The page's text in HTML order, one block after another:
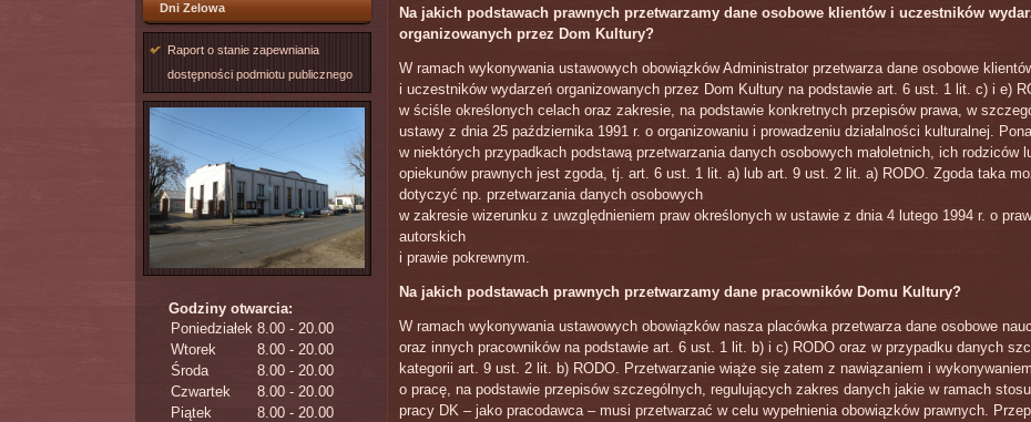
Dni Zelowa
Raport o stanie zapewniania
dostępności podmiotu publicznego
Godziny otwarcia:
Poniedziałek 8.00 - 20.00
Wtorek
8.00 - 20.00
Środa
8.00 - 20.00
Czwartek
8.00 - 20.00
Piątek
8.00 - 20.00
Na jakich podstawach prawnych przetwarzamy dane osobowe klientów i uczestników
organizowanych przez Dom Kultury?
W ramach wykonywania ustawowych obowiązków Administrator przetwarza dane osobowe
i uczestników wydarzeń organizowanych przez Dom Kultury na podstawie art. 6 ust. 1 lit. c) i e)
w ściśle określonych celach oraz zakresie, na podstawie konkretnych przepisów prawa, w
ustawy z dnia 25 października 1991 r. o organizowaniu i prowadzeniu działalności kulturalnej.
w niektórych przypadkach podstawą przetwarzania danych osobowych małoletnich, ich rodziców
opiekunów prawnych jest zgoda, tj. art. 6 ust. 1 lit. a) lub art. 9 ust. 2 lit. a) RODO. Zgoda taka
dotyczyć np. przetwarzania danych osobowych
w zakresie wizerunku z uwzględnieniem praw określonych w ustawie z dnia 4 lutego 1994 r. o
autorskich
i prawie pokrewnym.
Na jakich podstawach prawnych przetwarzamy dane pracowników Domu Kultury?
W ramach wykonywania ustawowych obowiązków nasza placówka przetwarza dane osobowe
oraz innych pracowników na podstawie art. 6 ust. 1 lit. b) i c) RODO oraz w przypadku danych
kategorii art. 9 ust. 2 lit. b) RODO. Przetwarzanie wiąże się zatem z nawiązaniem i
o pracę, na podstawie przepisów szczególnych, regulujących zakres danych jakie w ramach
pracy DK – jako pracodawca – musi przetwarzać w celu wypełnienia obowiązków prawnych.